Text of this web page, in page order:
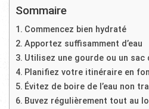
Sommaire
Commencez bien hydraté
Apportez suffisamment d’eau
Utilisez une gourde ou un sac
Planifiez votre itinéraire en
Évitez de boire de l’eau non
Buvez régulièrement tout au